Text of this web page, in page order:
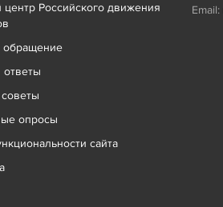
центр Российского движения
обращение
опросы
сайта
Email: